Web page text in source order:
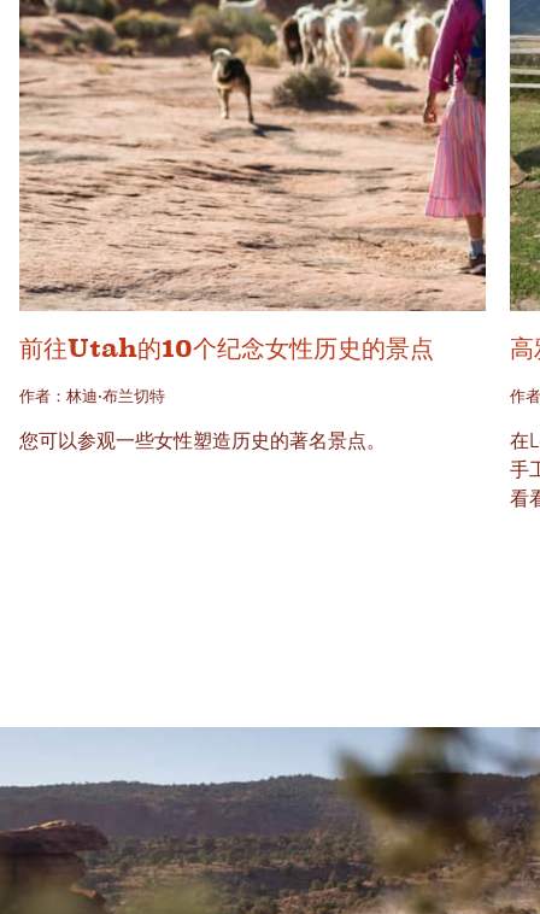
前往Utah的10个纪念女性历史的景点
作者：林迪·布兰切特
您可以参观一些女性塑造历史的著名景点。
作
在
手
看